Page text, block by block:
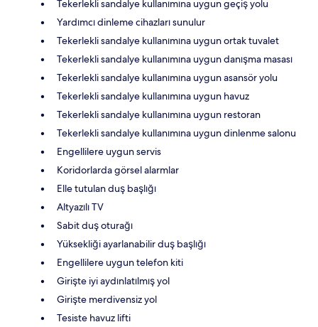
Tekerlekli sandalye kullanımına uygun geçiş yolu
Yardımcı dinleme cihazları sunulur
Tekerlekli sandalye kullanımına uygun ortak tuvalet
Tekerlekli sandalye kullanımına uygun danışma masası
Tekerlekli sandalye kullanımına uygun asansör yolu
Tekerlekli sandalye kullanımına uygun havuz
Tekerlekli sandalye kullanımına uygun restoran
Tekerlekli sandalye kullanımına uygun dinlenme salonu
Engellilere uygun servis
Koridorlarda görsel alarmlar
Elle tutulan duş başlığı
Altyazılı TV
Sabit duş oturağı
Yüksekliği ayarlanabilir duş başlığı
Engellilere uygun telefon kiti
Girişte iyi aydınlatılmış yol
Girişte merdivensiz yol
Tesiste havuz lifti